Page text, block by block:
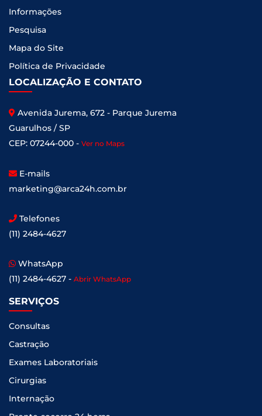
Informações
Pesquisa
Mapa do Site
Política de Privacidade
LOCALIZAÇÃO E CONTATO
Avenida Jurema, 672 - Parque Jurema
Guarulhos / SP
CEP: 07244-000 - Ver no Maps
E-mails
marketing@arca24h.com.br
Telefones
(11) 2484-4627
WhatsApp
(11) 2484-4627 - Abrir WhatsApp
SERVIÇOS
Consultas
Castração
Exames Laboratoriais
Cirurgias
Internação